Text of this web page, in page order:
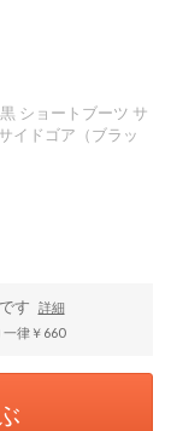
ショートブーツ サ
イドゴア（ブラッ
す
詳細
一律￥660